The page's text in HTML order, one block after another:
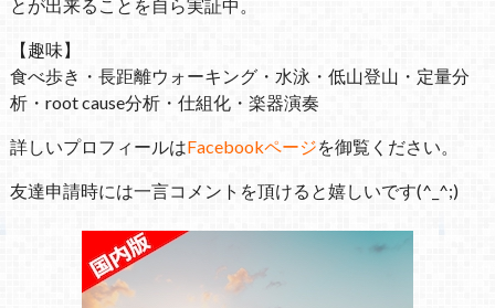
とが出来ることを自ら実証中。
【趣味】
食べ歩き・長距離ウォーキング・水泳・低山登山・定量分
析・root cause分析・仕組化・楽器演奏
詳しいプロフィールはFacebookページを御覧ください。
友達申請時には一言コメントを頂けると嬉しいです(^_^;)